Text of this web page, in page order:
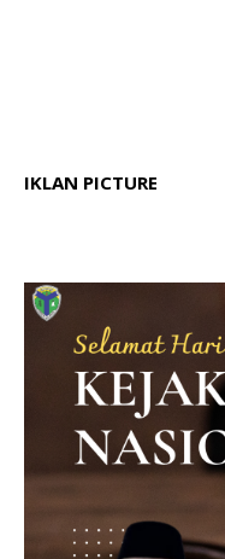
IKLAN PICTURE